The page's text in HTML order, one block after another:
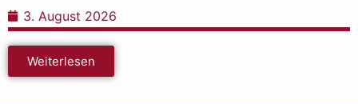
3. August 2026
Weiterlesen